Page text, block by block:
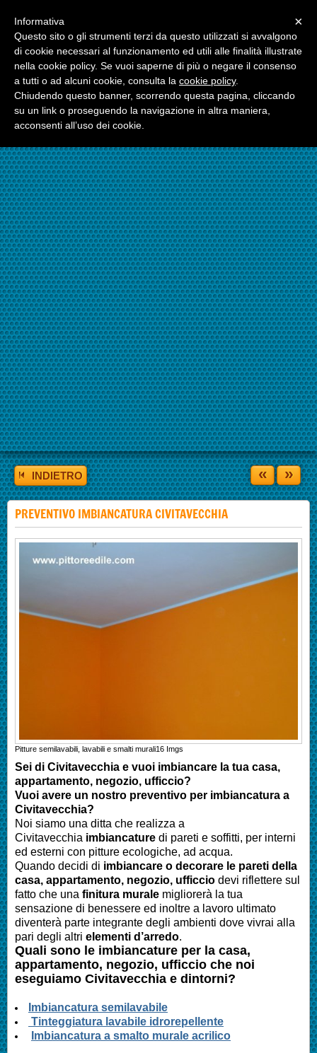
☎324.7403485
INDIETRO « »
PREVENTIVO IMBIANCATURA CIVITAVECCHIA
Pitture semilavabili, lavabili e smalti murali16 Imgs
Sei di Civitavecchia e vuoi imbiancare la tua casa,
appartamento, negozio, ufficcio?
Vuoi avere un nostro preventivo per imbiancatura a
Civitavecchia?
Noi siamo una ditta che realizza a
Civitavecchia imbiancature di pareti e soffitti, per interni
ed esterni con pitture ecologiche, ad acqua.
Quando decidi di imbiancare o decorare le pareti della
casa, appartamento, negozio, ufficcio devi riflettere sul
fatto che una finitura murale migliorerà la tua
sensazione di benessere ed inoltre a lavoro ultimato
diventerà parte integrante degli ambienti dove vivrai alla
pari degli altri elementi d’arredo.
Quali sono le imbiancature per la casa,
appartamento, negozio, ufficcio che noi
eseguiamo Civitavecchia e dintorni?
Imbiancatura semilavabile
Tinteggiatura lavabile idrorepellente
Imbiancatura a smalto murale acrilico
×
Informativa
Questo sito o gli strumenti terzi da questo utilizzati si avvalgono
di cookie necessari al funzionamento ed utili alle finalità illustrate
nella cookie policy. Se vuoi saperne di più o negare il consenso
a tutti o ad alcuni cookie, consulta la cookie policy.
Chiudendo questo banner, scorrendo questa pagina, cliccando
su un link o proseguendo la navigazione in altra maniera,
acconsenti all’uso dei cookie.